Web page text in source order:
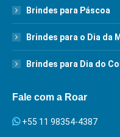
Brindes para Páscoa
Brindes para o Dia da
Brindes para Dia do
Fale com a Roar
+55 11 98354-4387